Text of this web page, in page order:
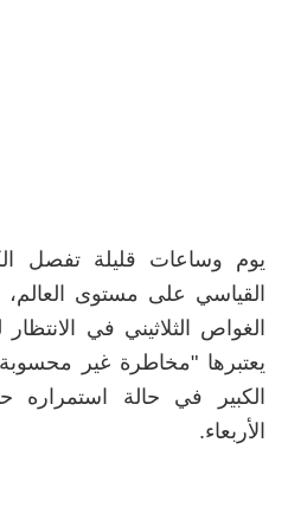
يوم وساعات قليلة تفصل
القياسي على مستوى
يعتبرها "مخاطرة غير
الكبير في حالة
الأربعاء.